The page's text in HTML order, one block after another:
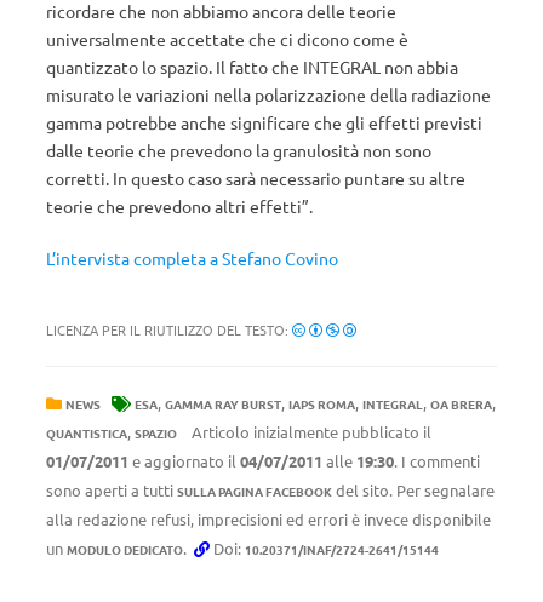
ricordare che non abbiamo ancora delle teorie
universalmente accettate che ci dicono come è
quantizzato lo spazio. Il fatto che INTEGRAL non abbia
misurato le variazioni nella polarizzazione della radiazione
gamma potrebbe anche significare che gli effetti previsti
dalle teorie che prevedono la granulosità non sono
corretti. In questo caso sarà necessario puntare su altre
teorie che prevedono altri effetti”.
L’intervista completa a Stefano Covino
LICENZA PER IL RIUTILIZZO DEL TESTO:
NEWS ESA, GAMMA RAY BURST, IAPS ROMA, INTEGRAL, OA BRERA,
QUANTISTICA, SPAZIO
Articolo inizialmente pubblicato il
01/07/2011 e aggiornato il 04/07/2011 alle 19:30. I commenti
sono aperti a tutti SULLA PAGINA FACEBOOK del sito. Per segnalare
alla redazione refusi, imprecisioni ed errori è invece disponibile
un MODULO DEDICATO. Doi: 10.20371/INAF/2724-2641/15144